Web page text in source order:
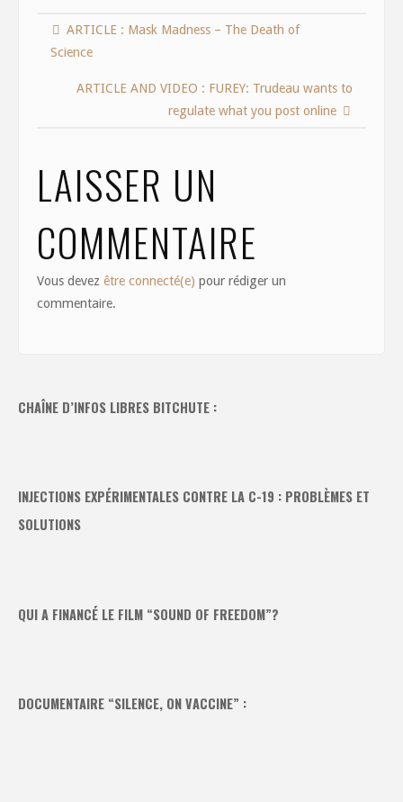
b
o
d
n
l
e
ARTICLE : Mask Madness – The Death of
Science
ARTICLE AND VIDEO : FUREY: Trudeau wants to
regulate what you post online
LAISSER UN
COMMENTAIRE
Vous devezêtre connecté(e) pour rédiger un
commentaire.
CHAÎNE D’INFOS LIBRES BITCHUTE :
INJECTIONS EXPÉRIMENTALES CONTRE LA C-19 : PROBLÈMES ET
SOLUTIONS
QUI A FINANCÉ LE FILM “SOUND OF FREEDOM”?
DOCUMENTAIRE “SILENCE, ON VACCINE” :